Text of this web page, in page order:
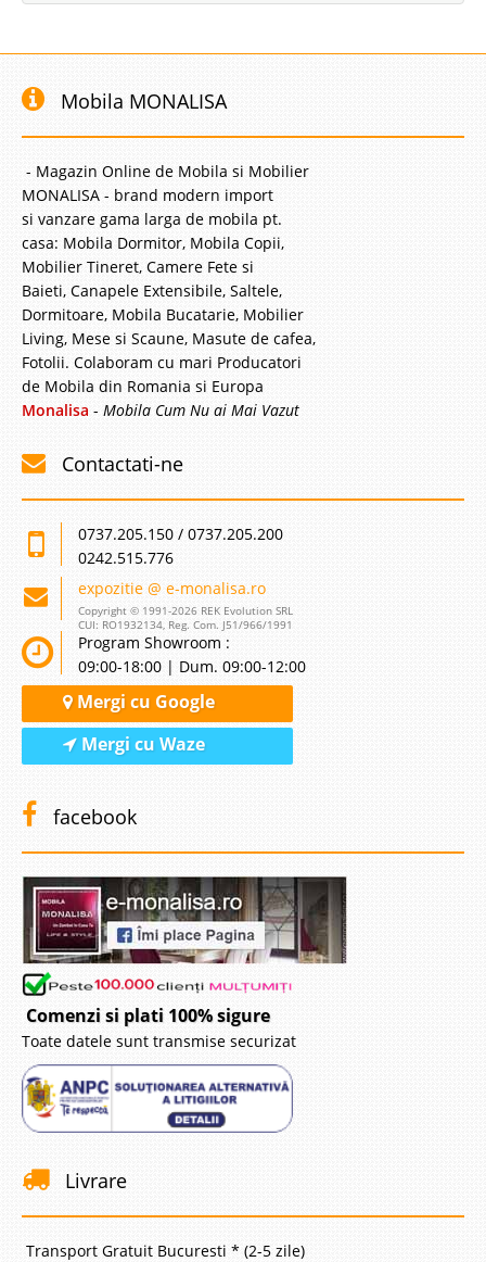
Mobila MONALISA
- Magazin Online de Mobila si Mobilier
MONALISA - brand modern import
si vanzare gama larga de mobila pt.
casa: Mobila Dormitor, Mobila Copii,
Mobilier Tineret, Camere Fete si
Baieti, Canapele Extensibile, Saltele,
Dormitoare, Mobila Bucatarie, Mobilier
Living, Mese si Scaune, Masute de cafea,
Fotolii. Colaboram cu mari Producatori
de Mobila din Romania si Europa
Monalisa - Mobila Cum Nu ai Mai Vazut
Contactati-ne
0737.205.150 / 0737.205.200
0242.515.776
expozitie @ e-monalisa.ro
Copyright © 1991-2026 REK Evolution SRL
CUI: RO1932134, Reg. Com. J51/966/1991
Program Showroom :
09:00-18:00 | Dum. 09:00-12:00
Mergi cu Google
Mergi cu Waze
facebook
Comenzi si plati 100% sigure
Toate datele sunt transmise securizat
Livrare
Transport Gratuit Bucuresti * (2-5 zile)